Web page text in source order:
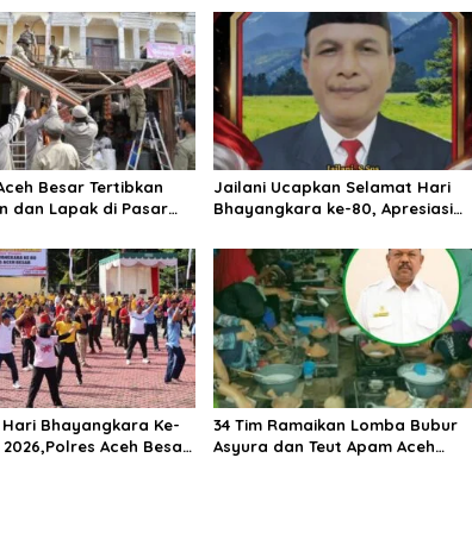
Besar Tertibkan
dan Lapak di Pasar
Jailani Ucapkan Selamat Hari
Bhayangkara ke-80, Apresiasi
Masyarakat
Bhayangkara Ke-
Aceh Besar
34 Tim Ramaikan Lomba Bubur
Asyura dan Teut Apam Aceh